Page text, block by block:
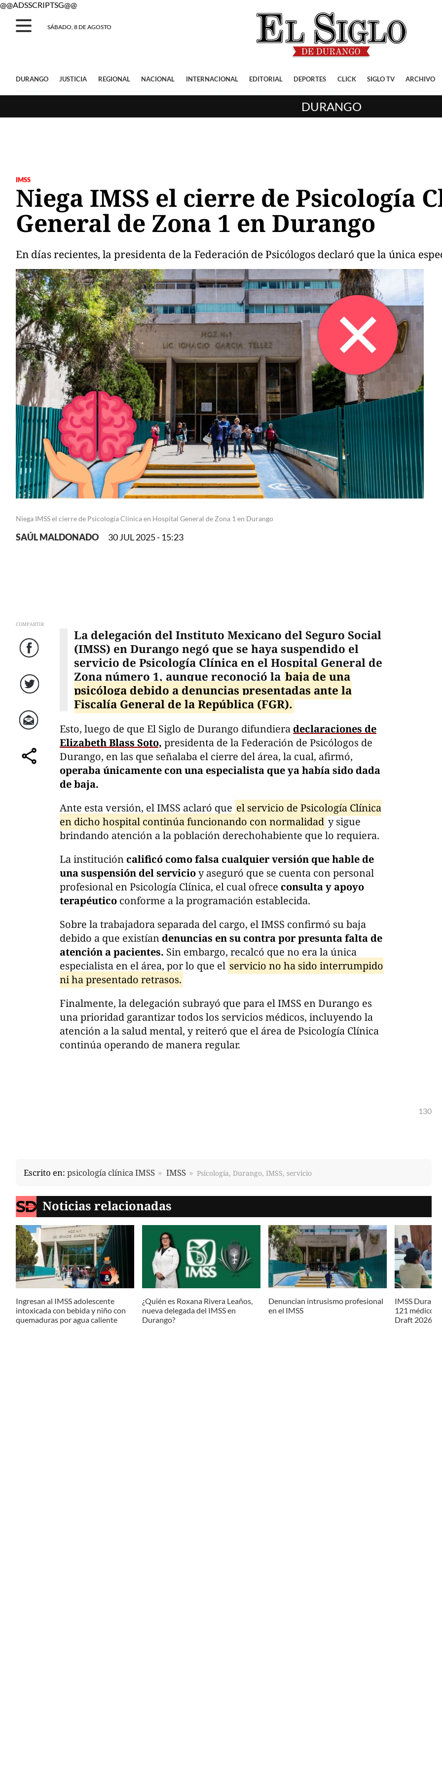
@@ADSSCRIPTSG@@
SÁBADO, 8 DE AGOSTO
DURANGO JUSTICIA REGIONAL NACIONAL INTERNACIONAL EDITORIAL DEPORTES CLICK SIGLO TV ARCHIVO
DURANGO
IMSS
Niega IMSS el cierre de Psicología
General de Zona 1 en Durango
En días recientes, la presidenta de la Federación de Psicólogos declaró que la única
Niega IMSS el cierre de Psicología Clínica en Hospital General de Zona 1 en Durango
SAÚL MALDONADO 30 JUL 2025 - 15:23
COMPARTIR
Facebook
Twitter
Correo
comparte
La delegación del Instituto Mexicano del Seguro Social
(IMSS) en Durango negó que se haya suspendido el
servicio de Psicología Clínica en el Hospital General de
Zona número 1, aunque reconoció la baja de una
psicóloga debido a denuncias presentadas ante la
Fiscalía General de la República (FGR).
Esto, luego de que El Siglo de Durango difundiera declaraciones de
Elizabeth Blass Soto, presidenta de la Federación de Psicólogos de
Durango, en las que señalaba el cierre del área, la cual, afirmó,
operaba únicamente con una especialista que ya había sido dada
de baja.
Ante esta versión, el IMSS aclaró que el servicio de Psicología Clínica
en dicho hospital continúa funcionando con normalidad y sigue
brindando atención a la población derechohabiente que lo requiera.
La institución calificó como falsa cualquier versión que hable de
una suspensión del servicioy aseguró que se cuenta con personal
profesional en Psicología Clínica, el cual ofrece consulta y apoyo
terapéutico conforme a la programación establecida.
Sobre la trabajadora separada del cargo, el IMSS confirmó su baja
debido a que existían denuncias en su contra por presunta falta de
atención a pacientes. Sin embargo, recalcó que no era la única
especialista en el área, por lo que el servicio no ha sido interrumpido
ni ha presentado retrasos.
Finalmente, la delegación subrayó que para el IMSS en Durango es
una prioridad garantizar todos los servicios médicos, incluyendo la
atención a la salud mental, y reiteró que el área de Psicología Clínica
continúa operando de manera regular.
130
Escrito en: psicología clínica IMSS IMSS Psicología, Durango, IMSS, servicio
Noticias relacionadas
Ingresan al IMSS adolescente
intoxicada con bebida y niño con
quemaduras por agua caliente
¿Quién es Roxana Rivera Leaños,
nueva delegada del IMSS en
Durango?
Denuncian intrusismo profesional
en el IMSS
IMSS
121 médicos
Draft 2026 en